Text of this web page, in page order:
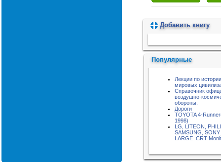
Добавить книгу
Популярные
Лекции по истории
мировых
Справочник
воздушно-
обороны.
Дороги
TOYOTA 4-
1998)
LG, LITEON,
SAMSUNG,
LARGE_CRT